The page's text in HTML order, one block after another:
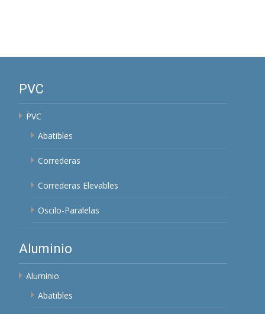
PVC
PVC
Abatibles
Correderas
Correderas Elevables
Oscilo-Paralelas
Aluminio
Aluminio
Abatibles